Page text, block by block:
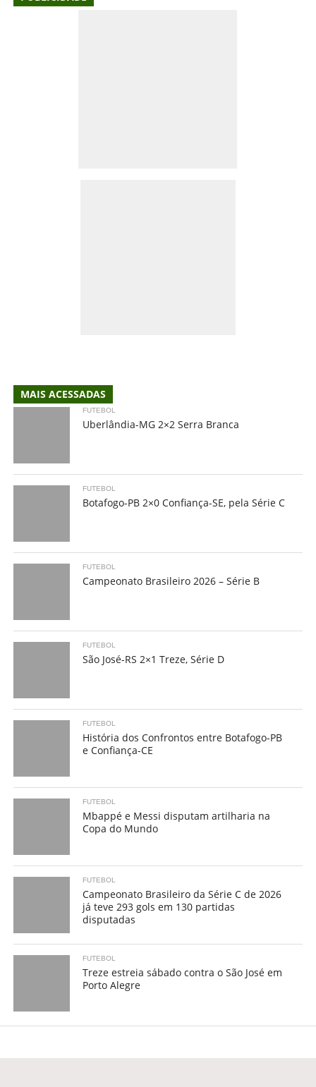
MAIS ACESSADAS
FUTEBOL
Uberlândia-MG 2×2 Serra Branca
FUTEBOL
Botafogo-PB 2×0 Confiança-SE, pela Série C
FUTEBOL
Campeonato Brasileiro 2026 – Série B
FUTEBOL
São José-RS 2×1 Treze, Série D
FUTEBOL
História dos Confrontos entre Botafogo-PB
e Confiança-CE
FUTEBOL
Mbappé e Messi disputam artilharia na
Copa do Mundo
FUTEBOL
Campeonato Brasileiro da Série C de 2026
já teve 293 gols em 130 partidas
disputadas
FUTEBOL
Treze estreia sábado contra o São José em
Porto Alegre